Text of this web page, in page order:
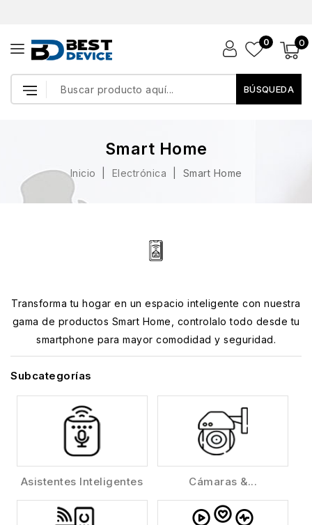
0
0
BÚSQUEDA
Smart Home
Inicio Electrónica Smart Home
Transforma tu hogar en un espacio inteligente con nuestra
gama de productos Smart Home, controlalo todo desde tu
smartphone para mayor comodidad y seguridad.
Subcategorías
Asistentes Inteligentes Cámaras &...